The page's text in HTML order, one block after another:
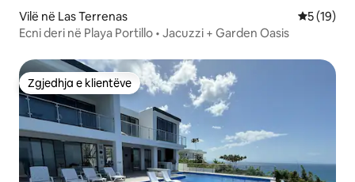
Vilë në Las Terrenas Vlerësimi
5 (19)
Ecni deri në Playa Portillo • Jacuzzi + Garden Oasis
Zgjedhja e klientëve
Zgjedhja e klientëve